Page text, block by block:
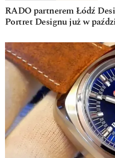
RADO partnerem Łódź
Portret Designu już w